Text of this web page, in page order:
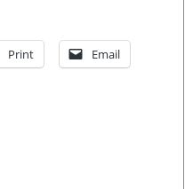
Print Email